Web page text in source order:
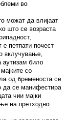
во
можат да влијаат
што се возраста
е петпати почест
вклучување,
аутизам било
со
од бременоста се
да се манифестира
чии мајки
на претходно